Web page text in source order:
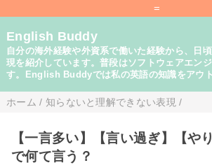
=
English Buddy
自分の海外経験や外資系で働いた経験から、日
現を紹介しています。普段はソフトウェアエン
す。English Buddyでは私の英語の知識をアウト
ホーム / 知らないと理解できない表現 /
【一言多い】【言い過ぎ】【や
で何て言う？